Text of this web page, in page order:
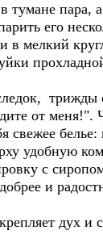
пара,
его
в мелкий
трижды
от меня!".
свежее белье:
удобную
с
и
дух и